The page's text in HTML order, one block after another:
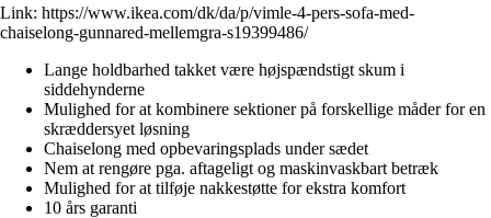
Link: https://www.ikea.com/dk/da/p/vimle-4-pers-sofa-med-
chaiselong-gunnared-mellemgra-s19399486/
Lange holdbarhed takket være højspændstigt skum i
siddehynderne
Mulighed for at kombinere sektioner på forskellige måder for en
skræddersyet løsning
Chaiselong med opbevaringsplads under sædet
Nem at rengøre pga. aftageligt og maskinvaskbart betræk
Mulighed for at tilføje nakkestøtte for ekstra komfort
10 års garanti